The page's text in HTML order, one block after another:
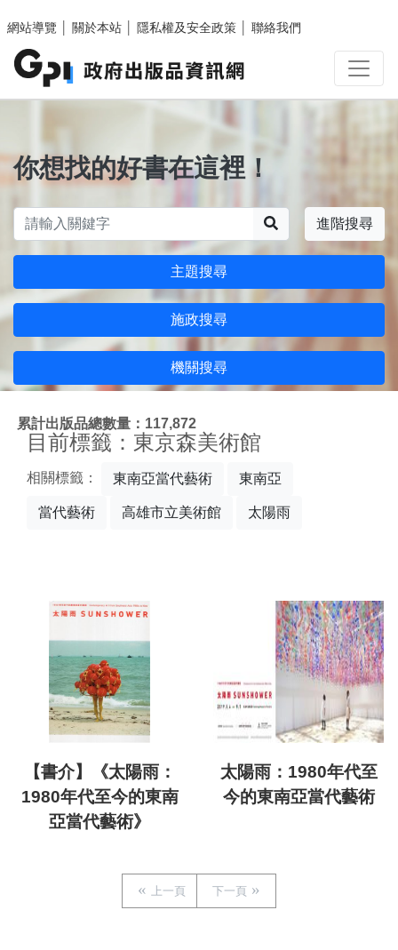
網站導覽
關於本站 隱私權及安全政策 聯絡我們
你想找的好書在這裡！
進階搜尋
主題搜尋
施政搜尋
機關搜尋
累計出版品總數量：117,872
目前標籤：東京森美術館
相關標籤： 東南亞當代藝術 東南亞
當代藝術 高雄市立美術館 太陽雨
【書介】《太陽雨：
1980年代至今的東南
亞當代藝術》
太陽雨：1980年代至
今的東南亞當代藝術
上一頁 下一頁